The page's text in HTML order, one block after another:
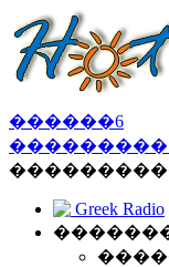
������6
���������
Greek Radio